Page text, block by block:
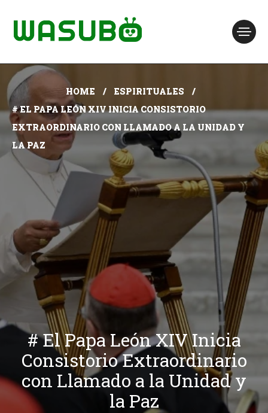
HOME
ESPIRITUALES
# EL PAPA LEÓN XIV INICIA CONSISTORIO
EXTRAORDINARIO CON LLAMADO A LA UNIDAD Y
LA PAZ
# El Papa León XIV Inicia
Consistorio Extraordinario
con Llamado a la Unidad y
la Paz